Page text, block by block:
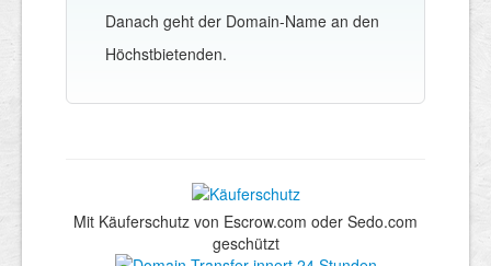
Danach geht der Domain-Name an den
Höchstbietenden.
Mit Käuferschutz von Escrow.com oder Sedo.com
geschützt